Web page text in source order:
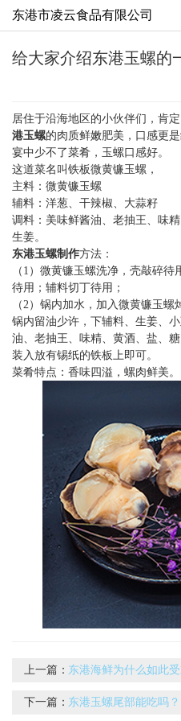
东港市凌云食品有限公司
给大家介绍东港玉螺的
居住于沿海地区的小伙伴们，肯
港玉螺的肉质鲜嫩肥美，口感更
宴中少不了菜肴，玉螺口感好。
这道菜名叫铁板微黄镰玉螺，
主料：微黄镰玉螺
辅料：洋葱、干辣椒、大蒜籽
调料：美味鲜酱油、老抽王、味
生姜。
东港玉螺制作方法：
（1）微黄镰玉螺洗净，壳敲碎
待用；辅料切丁待用；
（2）锅内加水，加入微黄镰玉
锅内留油少许，下辅料、生姜、
油、老抽王、味精、黄酒、盐、
装入放有锡纸的铁板上即可。
菜肴特点：香味四溢，螺肉鲜美。
上一篇： 东港海鲜为什么如此受
下一篇： 东港玉螺尾部能吃吗？